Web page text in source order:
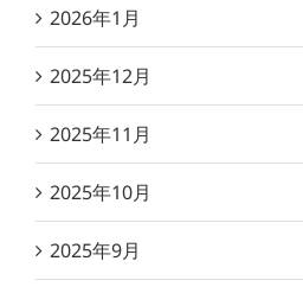
2026年1月
2025年12月
2025年11月
2025年10月
2025年9月